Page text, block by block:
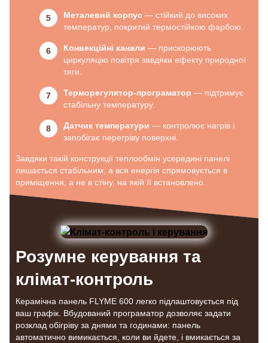
Металевий корпус — стійкий до високих
температур, покритий термостійкою фарбою.
Конвекційні канали — прискорюють
циркуляцію повітря завдяки ефекту природної
тяги.
Терморегулятор-програматор — підтримує
стабільну температуру.
Датчик температури — контролює нагрів і
запобігає перегріву поверхні.
Завдяки такій конструкції теплообмін усередині панелі
лишається стабільним, а вся енергія спрямовується в
приміщення, а не в стіну, на якій її встановлено.
Розумне керування та
клімат-контроль
Керамічна панель FLYME 600 легко підлаштовується під
ваш графік. Вбудований програматор дозволяє задати
розклад обігріву за днями та годинами: панель
автоматично вимикається, коли ви йдете, і вмикається за